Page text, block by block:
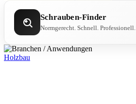
Schrauben-Finder
Normgerecht. Schnell. Professionell.
Holzbau